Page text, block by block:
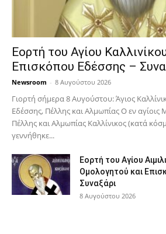
Εορτή του Αγίου
Επισκόπου Εδέσσης –
Newsroom - 8 Αυγούστου 2026
Γιορτή σήμερα 8 Αυγούστου: Άγιος
Εδέσσης, Πέλλης και Αλμωπίας Ο εν αγίοις
Πέλλης και Αλμωπίας Καλλίνικος (κατά
γεννήθηκε...
Εορτή του Αγίου
Ομολογητού και
Συναξάρι
8 Αυγούστου 2026